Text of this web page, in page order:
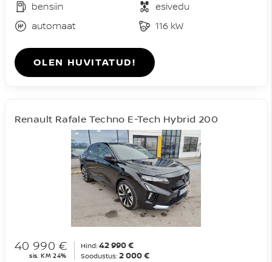
bensiin
esivedu
automaat
116 kW
OLEN HUVITATUD!
Renault Rafale Techno E-Tech Hybrid 200
40 990 €
sis. KM 24%
Hind: 42 990 €
Soodustus: 2 000 €